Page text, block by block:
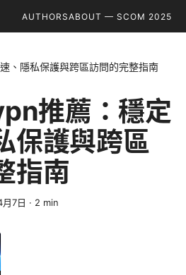
AUTHORSABOUT — SCOM 2025
、隱私保護與跨區訪問的完整指南
推薦：穩定
保護與跨區
指南
7日 · 2 min